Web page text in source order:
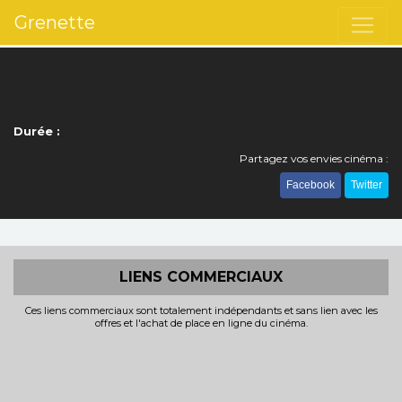
Grenette
Durée :
Partagez vos envies cinéma :
Facebook Twitter
LIENS COMMERCIAUX
Ces liens commerciaux sont totalement indépendants et sans lien avec les
offres et l'achat de place en ligne du cinéma.